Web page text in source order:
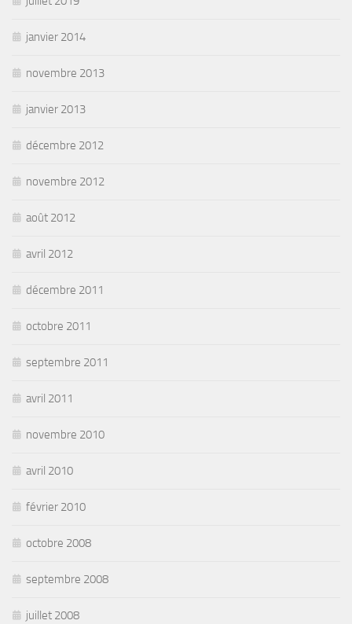
janvier 2014
novembre 2013
janvier 2013
décembre 2012
novembre 2012
août 2012
avril 2012
décembre 2011
octobre 2011
septembre 2011
avril 2011
novembre 2010
avril 2010
février 2010
octobre 2008
septembre 2008
juillet 2008